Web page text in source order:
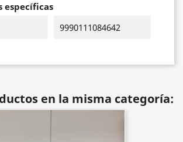
específicas
9990111084642
en la misma categoría: